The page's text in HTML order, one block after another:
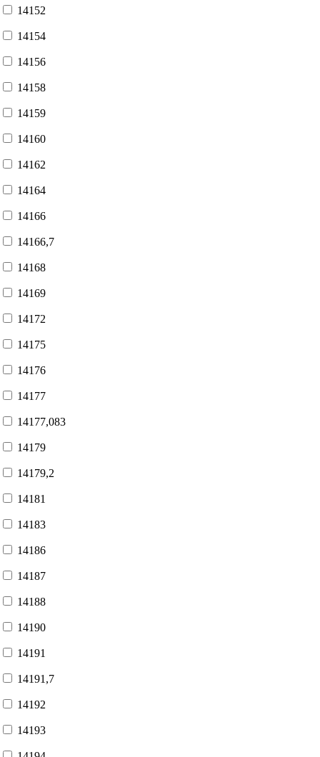
14152
14154
14156
14158
14159
14160
14162
14164
14166
14166,7
14168
14169
14172
14175
14176
14177
14177,083
14179
14179,2
14181
14183
14186
14187
14188
14190
14191
14191,7
14192
14193